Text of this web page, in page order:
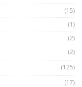
(15)
(1)
(2)
(2)
(125)
(17)